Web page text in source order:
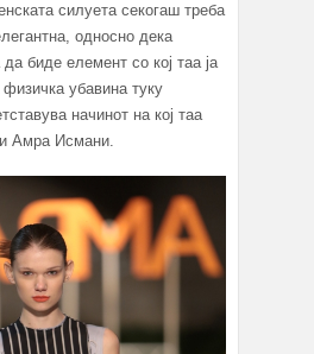
силуета секогаш треба
односно дека
биде елемент со кој таа ја
физичка убавина туку
начинот на кој таа
Амра Исмани.